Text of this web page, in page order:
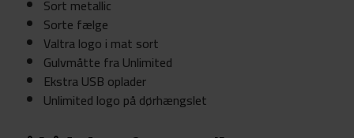
Sort metallic
Sorte fælge
Valtra logo i mat sort
Gulvmåtte fra Unlimited
Ekstra USB oplader
Unlimited logo på dørhængslet